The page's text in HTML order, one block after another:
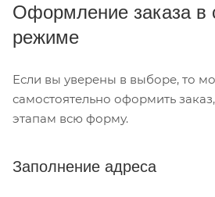
Оформление заказа в
режиме
Если вы уверены в выборе, то
самостоятельно оформить
этапам всю форму.
Заполнение адреса